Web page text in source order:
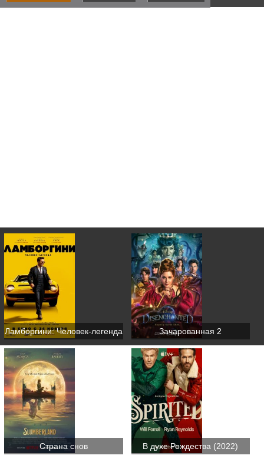
Ламборгини: Человек-легенда Зачарованная 2
Страна снов В духе Рождества (2022)